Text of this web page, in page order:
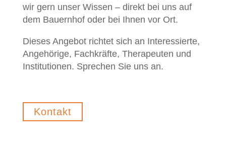
wir gern unser Wissen – direkt bei uns auf
dem Bauernhof oder bei Ihnen vor Ort.
Dieses Angebot richtet sich an Interessierte,
Angehörige, Fachkräfte, Therapeuten und
Institutionen. Sprechen Sie uns an.
Kontakt